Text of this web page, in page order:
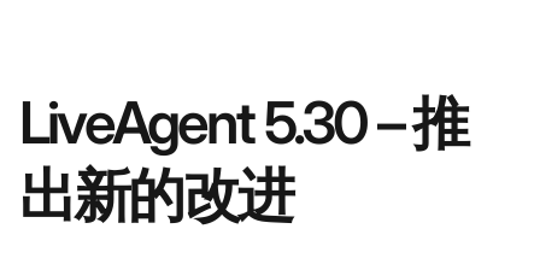
LiveAgent 5.30 – 推
出新的改进